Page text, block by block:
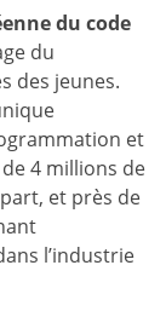
du code
du
des jeunes.
et
4 millions de
et près de
l’industrie